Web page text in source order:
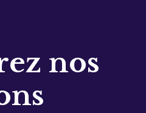
nos